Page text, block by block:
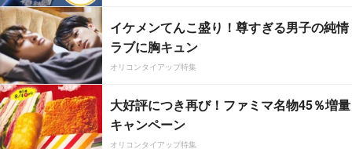
イケメンてんこ盛り！尊すぎる男子の純情
ラブに胸キュン
オリコンタイアップ特集
大好評につき再び！ファミマ名物45％増量
キャンペーン
オリコンタイアップ特集